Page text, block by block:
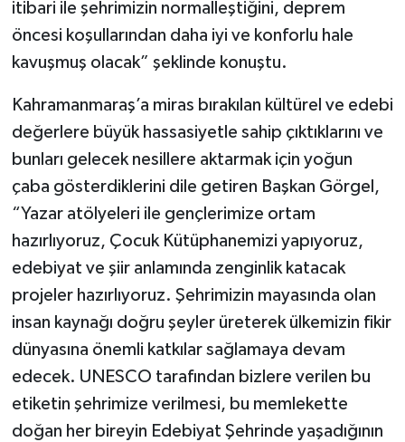
itibari ile şehrimizin normalleştiğini, deprem
öncesi koşullarından daha iyi ve konforlu hale
kavuşmuş olacak” şeklinde konuştu.
Kahramanmaraş’a miras bırakılan kültürel ve edebi
değerlere büyük hassasiyetle sahip çıktıklarını ve
bunları gelecek nesillere aktarmak için yoğun
çaba gösterdiklerini dile getiren Başkan Görgel,
“Yazar atölyeleri ile gençlerimize ortam
hazırlıyoruz, Çocuk Kütüphanemizi yapıyoruz,
edebiyat ve şiir anlamında zenginlik katacak
projeler hazırlıyoruz. Şehrimizin mayasında olan
insan kaynağı doğru şeyler üreterek ülkemizin fikir
dünyasına önemli katkılar sağlamaya devam
edecek. UNESCO tarafından bizlere verilen bu
etiketin şehrimize verilmesi, bu memlekette
doğan her bireyin Edebiyat Şehrinde yaşadığının